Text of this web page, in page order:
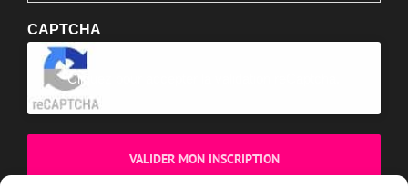
CAPTCHA
Cliquez pour accepter la validation reCaptcha.